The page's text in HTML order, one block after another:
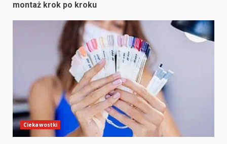
montaż krok po kroku
Ciekawostki